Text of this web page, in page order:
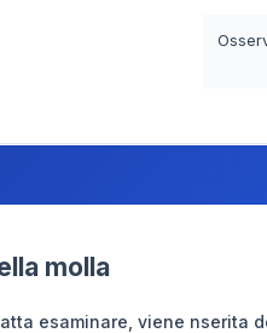
molla
esaminare, viene nserita